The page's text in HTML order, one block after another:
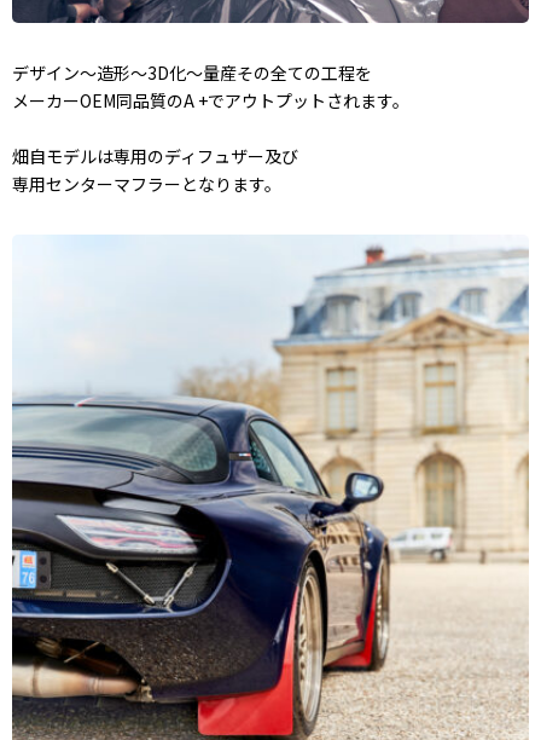
デザイン〜造形〜3D化〜量産その全ての工程を
メーカーOEM同品質のA +でアウトプットされます。
畑自モデルは専用のディフュザー及び
専用センターマフラーとなります。